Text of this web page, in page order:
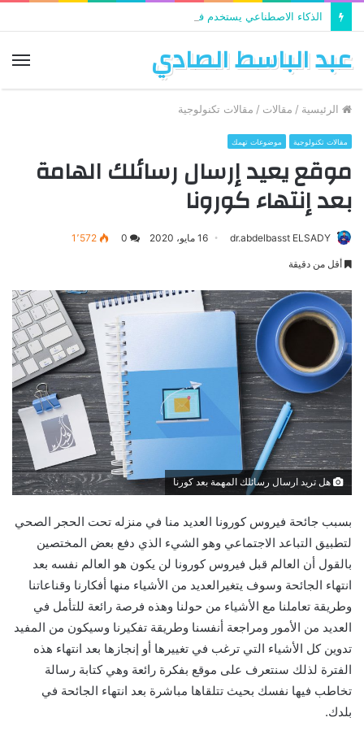
الذكاء الاصطناعي يستخدم في تطوير التعليم
عبد الباسط الصادي
الرئيسية / مقالات / مقالات تكنولوجية
مقالات تكنولوجية موضوعات تهمك
موقع يعيد إرسال رسائلك الهامة
بعد إنتهاء كورونا
dr.abdelbasst ELSADY 16 مايو، 2020 0 1٬572
أقل من دقيقة
هل تريد ارسال رسائلك المهمة بعد كورنا
بسبب جائحة فيروس كورونا العديد منا في منزله تحت الحجر الصحي
لتطبيق التباعد الاجتماعي وهو الشيء الذي دفع بعض المختصين
بالقول أن العالم قبل فيروس كورونا لن يكون هو العالم نفسه بعد
انتهاء الجائحة وسوف يتغيرالعديد من الأشياء منها أفكارنا وقناعاتنا
وطريقة تعاملنا مع الأشياء من حولنا وهذه فرصة رائعة للتأمل في
العديد من الأمور ومراجعة أنفسنا وطريقة تفكيرنا وسيكون من المفيد
تدوين كل الأشياء التي ترغب في تغييرها أو إنجازها بعد انتهاء هذه
الفترة لذلك سنتعرف على موقع بفكرة رائعة وهي كتابة رسالة
تخاطب فيها نفسك بحيث تتلقاها مباشرة بعد انتهاء الجائحة في
بلدك.